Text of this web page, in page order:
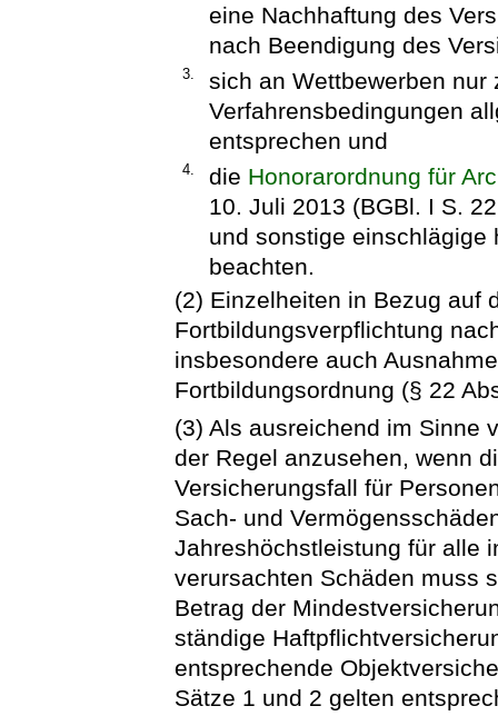
eine Nachhaftung des
nach Beendigung des
3.
sich an Wettbewerben
Verfahrensbedingungen
entsprechen und
4. die Honorarordnung für
10. Juli 2013 (BGBl. I S.
und sonstige einschlägige
beachten.
(2) Einzelheiten in Bezug auf
Fortbildungsverpflichtung
insbesondere auch
Fortbildungsordnung (§ 22
(3) Als ausreichend im Sinne
der Regel anzusehen, wenn
Versicherungsfall für
Sach- und
Jahreshöchstleistung für alle
verursachten Schäden muss
Betrag der
ständige
entsprechende
Sätze 1 und 2 gelten